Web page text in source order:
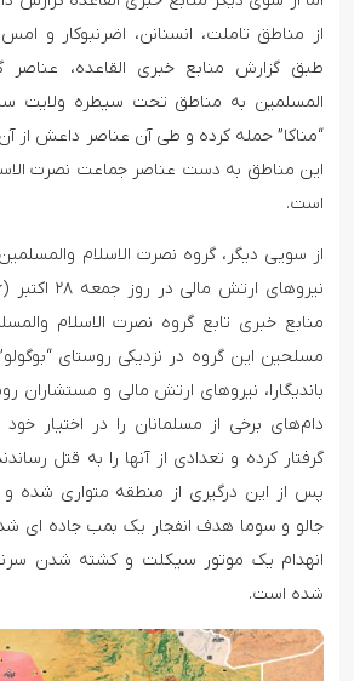
از مناطق تاملت، انسنانن، اضرنبوکار و
طبق گزارش منابع خبری القاعده، عناصر
المسلمین به مناطق تحت سیطره ولایت
“مناکا” حمله کرده و طی آن عناصر داعش از
این مناطق به دست عناصر جماعت نصرت
است.
از سویی دیگر، گروه نصرت الاسلام
منابع خبری تابع گروه نصرت الاسلام
مسلحین این گروه در نزدیکی روستای
باندیگارا، نیروهای ارتش مالی و مستشاران
دام‌های برخی از مسلمانان را در اختیار
گرفتار کرده و تعدادی از آنها را به قتل
پس از این درگیری از منطقه متواری شده
جالو و سوما هدف انفجار یک بمب جاده ای
انهدام یک موتور سیکلت و کشته شدن
شده است.